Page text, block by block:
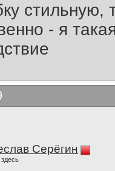
стильную,
- я
Серёгин